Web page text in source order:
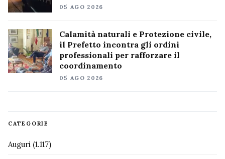
05 AGO 2026
Calamità naturali e Protezione civile,
il Prefetto incontra gli ordini
professionali per rafforzare il
coordinamento
05 AGO 2026
CATEGORIE
Auguri (1.117)